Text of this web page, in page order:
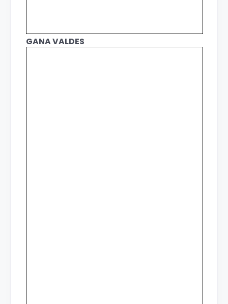
GANA VALDES